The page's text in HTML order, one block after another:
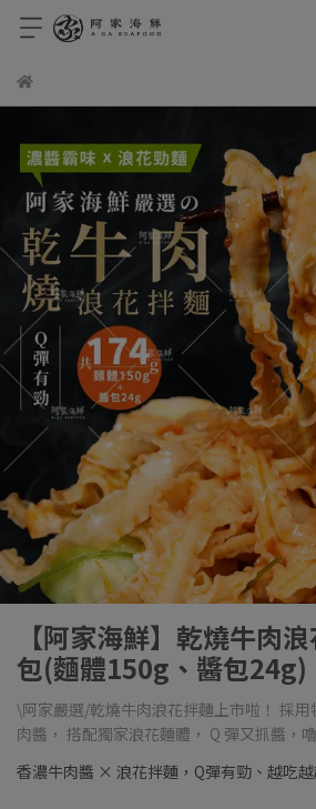
【阿家海鮮】乾燒牛肉
包(麵體150g、醬包24g)
\阿家嚴選/乾燒牛肉浪花拌麵上市啦！ 採
肉醬， 搭配獨家浪花麵體， Q 彈又抓醬，
香濃牛肉醬 × 浪花拌麵，Q彈有勁、越吃越